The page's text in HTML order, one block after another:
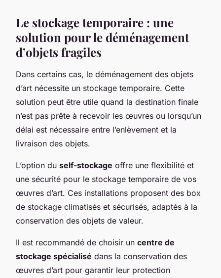
Le stockage temporaire : une
solution pour le déménagement
d’objets fragiles
Dans certains cas, le déménagement des objets
d’art nécessite un stockage temporaire. Cette
solution peut être utile quand la destination finale
n’est pas prête à recevoir les œuvres ou lorsqu’un
délai est nécessaire entre l’enlèvement et la
livraison des objets.
L’option du self-stockage offre une flexibilité et
une sécurité pour le stockage temporaire de vos
œuvres d’art. Ces installations proposent des box
de stockage climatisés et sécurisés, adaptés à la
conservation des objets de valeur.
Il est recommandé de choisir un centre de
stockage spécialisé dans la conservation des
œuvres d’art pour garantir leur protection